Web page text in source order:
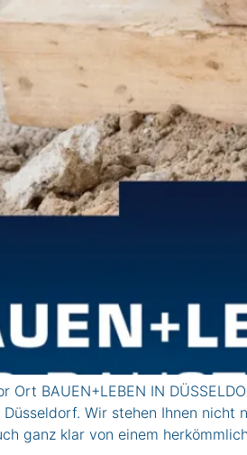
Ort BAUEN+LEBEN IN
Wir stehen Ihnen nicht
ganz klar von einem